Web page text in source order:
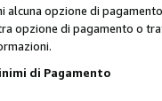
alcuna opzione di
opzione di pagamento o
di Pagamento